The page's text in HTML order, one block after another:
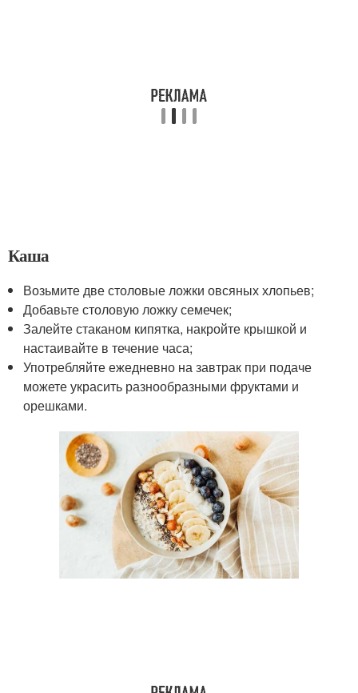
Каша
Возьмите две столовые ложки овсяных хлопьев;
Добавьте столовую ложку семечек;
Залейте стаканом кипятка, накройте крышкой и
настаивайте в течение часа;
Употребляйте ежедневно на завтрак при подаче
можете украсить разнообразными фруктами и
орешками.